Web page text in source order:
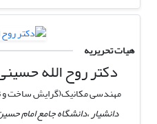
هیات تحریریه
دکتر روح الله
مهندسی ﻣﻜﺎﻧیک(گرایش ﺳﺎﺧﺖ و
دانشیار ،دانشگاه جامع امام